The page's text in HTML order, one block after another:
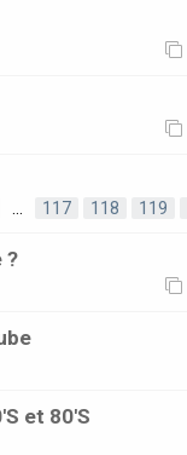
117 118 119
?
et 80'S